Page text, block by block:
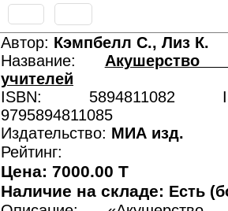
Автор: Кэмпбелл С., Лиз К.
Название:
учителей
ISBN: 5894811082
9795894811085
Издательство: МИА изд.
Рейтинг:
Цена: 7000.00 T
Наличие на складе: Есть